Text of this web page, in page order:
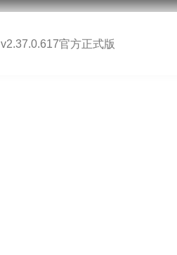
v2.37.0.617官方正式版